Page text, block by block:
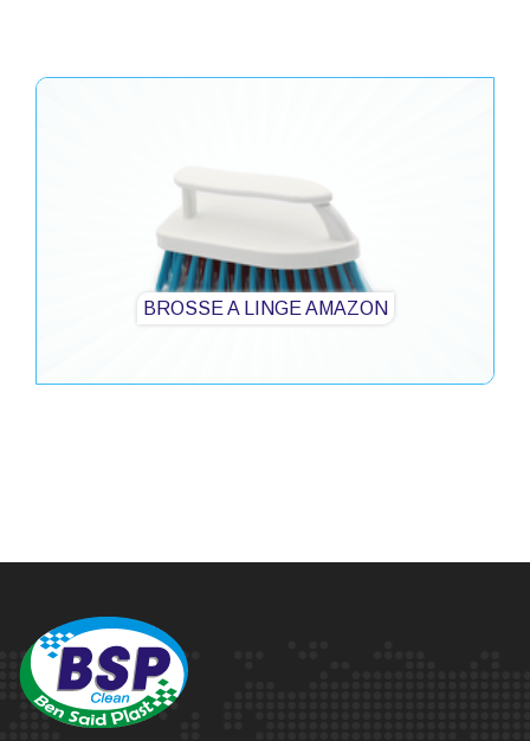
BROSSE A LINGE AMAZON